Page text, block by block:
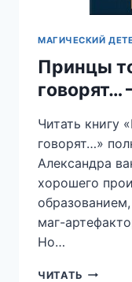
МАГИЧЕСКИЙ
Принцы
Читать книгу
говорят…»
Александра
хорошего
маг-
Но…
ЧИТАТЬ ПРИНЦЫ